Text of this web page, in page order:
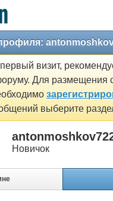
визит,
Для размещения
выберите
Новичок